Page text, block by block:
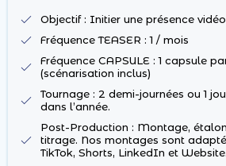
Objectif : Initier une présence
Fréquence TEASER : 1 / mois
Fréquence CAPSULE : 1 capsule
(scénarisation inclus)
Tournage : 2 demi-journées ou 1
dans l’année.
Post-Production : Montage,
titrage. Nos montages sont
TikTok, Shorts, LinkedIn et Website.